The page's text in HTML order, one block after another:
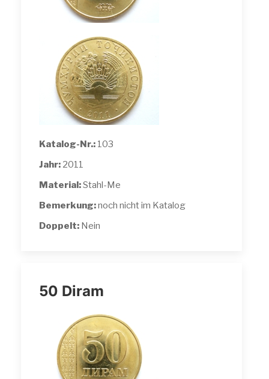
Katalog-Nr.: 103
Jahr: 2011
Material:Stahl-Me
Bemerkung:noch nicht im Katalog
Doppelt: Nein
50 Diram